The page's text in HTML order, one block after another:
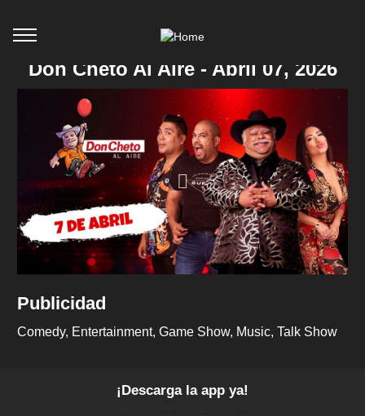
Don Cheto Al Aire - Abril 07, 2026
Publicidad
Comedy Entertainment Game Show Music Talk Show
¡Descarga la app ya!